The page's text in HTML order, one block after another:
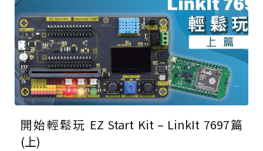
開始輕鬆玩 EZ Start Kit – LinkIt 7697篇
(上)